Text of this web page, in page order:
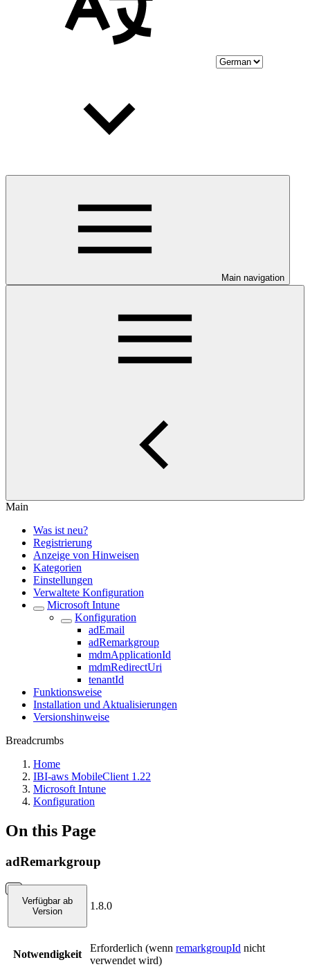
Main navigation
Main
Was ist neu?
Registrierung
Anzeige von Hinweisen
Kategorien
Einstellungen
Verwaltete Konfiguration
Microsoft Intune
Konfiguration
adEmail
adRemarkgroup
mdmApplicationId
mdmRedirectUri
tenantId
Funktionsweise
Installation und Aktualisierungen
Versionshinweise
Breadcrumbs
Home
IBI-aws MobileClient 1.22
Microsoft Intune
Konfiguration
On this Page
adRemarkgroup
Verfügbar ab
Version
1.8.0
Notwendigkeit
Erforderlich (wenn remarkgroupId nicht
verwendet wird)